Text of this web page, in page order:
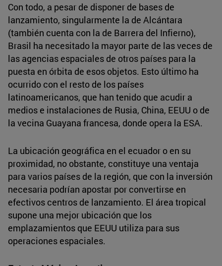
Con todo, a pesar de disponer de bases de
lanzamiento, singularmente la de Alcántara
(también cuenta con la de Barrera del Infierno),
Brasil ha necesitado la mayor parte de las veces de
las agencias espaciales de otros países para la
puesta en órbita de esos objetos. Esto último ha
ocurrido con el resto de los países
latinoamericanos, que han tenido que acudir a
medios e instalaciones de Rusia, China, EEUU o de
la vecina Guayana francesa, donde opera la ESA.
La ubicación geográfica en el ecuador o en su
proximidad, no obstante, constituye una ventaja
para varios países de la región, que con la inversión
necesaria podrían apostar por convertirse en
efectivos centros de lanzamiento. El área tropical
supone una mejor ubicación que los
emplazamientos que EEUU utiliza para sus
operaciones espaciales.